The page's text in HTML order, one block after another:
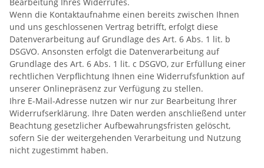
Wenn die Kontaktaufnahme einen bereits zwischen Ihnen
und uns geschlossenen Vertrag betrifft, erfolgt diese
Datenverarbeitung auf Grundlage des Art. 6 Abs. 1 lit. b
DSGVO. Ansonsten erfolgt die Datenverarbeitung auf
Grundlage des Art. 6 Abs. 1 lit. c DSGVO, zur Erfüllung einer
rechtlichen Verpflichtung Ihnen eine Widerrufsfunktion auf
unserer Onlinepräsenz zur Verfügung zu stellen.
Ihre E-Mail-Adresse nutzen wir nur zur Bearbeitung Ihrer
Widerrufserklärung. Ihre Daten werden anschließend unter
Beachtung gesetzlicher Aufbewahrungsfristen gelöscht,
sofern Sie der weitergehenden Verarbeitung und Nutzung
nicht zugestimmt haben.